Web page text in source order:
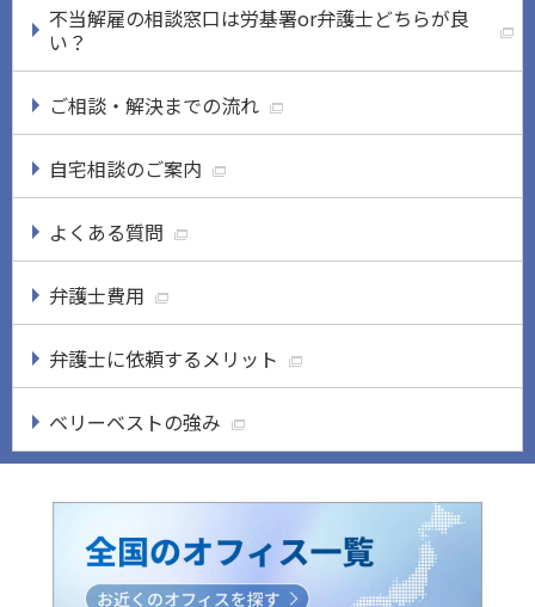
不当解雇の相談窓口は労基署or弁護士どちらが良
い？
ご相談・解決までの流れ
自宅相談のご案内
よくある質問
弁護士費用
弁護士に依頼するメリット
ベリーベストの強み